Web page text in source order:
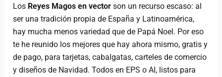
Los Reyes Magos en vector son un recurso escaso: al
ser una tradición propia de España y Latinoamérica,
hay mucha menos variedad que de Papá Noel. Por eso
te he reunido los mejores que hay ahora mismo, gratis y
de pago, para tarjetas, cabalgatas, carteles de comercio
y diseños de Navidad. Todos en EPS o AI, listos para